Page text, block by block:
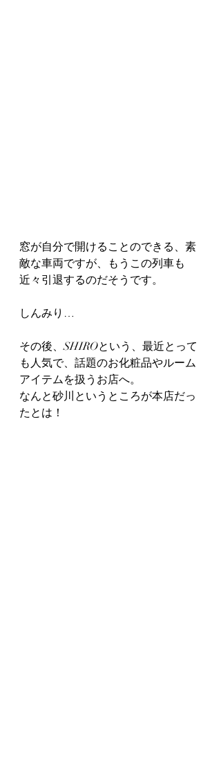
窓が自分で開けることのできる、素
敵な車両ですが、もうこの列車も
近々引退するのだそうです。
しんみり…
その後、SHIROという、最近とって
も人気で、話題のお化粧品やルーム
アイテムを扱うお店へ。
なんと砂川というところが本店だっ
たとは！